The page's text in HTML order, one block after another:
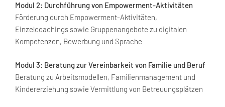
Modul 2: Durchführung von Empowerment-Aktivitäten
Förderung durch Empowerment-Aktivitäten,
Einzelcoachings sowie Gruppenangebote zu digitalen
Kompetenzen, Bewerbung und Sprache
Modul 3: Beratung zur Vereinbarkeit von Familie und Beruf
Beratung zu Arbeitsmodellen, Familienmanagement und
Kindererziehung sowie Vermittlung von Betreuungsplätzen